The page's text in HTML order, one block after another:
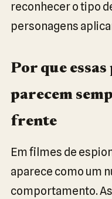
reconhecer o tipo
personagens
Por que
parecem
frente
Em filmes de
aparece como um
comportamento.